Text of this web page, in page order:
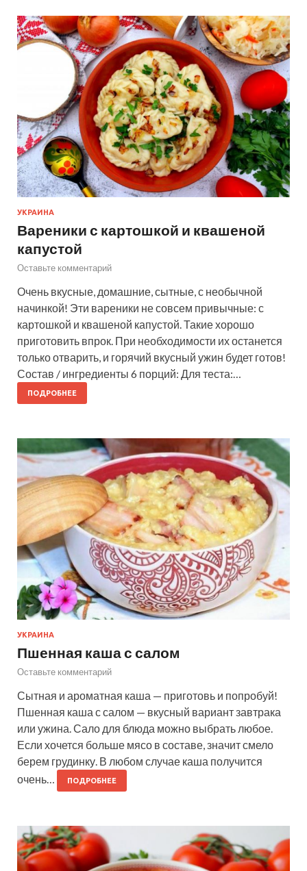
УКРАИНА
Вареники с картошкой и квашеной
капустой
Оставьте комментарий
Очень вкусные, домашние, сытные, с необычной
начинкой! Эти вареники не совсем привычные: с
картошкой и квашеной капустой. Такие хорошо
приготовить впрок. При необходимости их останется
только отварить, и горячий вкусный ужин будет готов!
Состав / ингредиенты 6 порций: Для теста:…
ПОДРОБНЕЕ
УКРАИНА
Пшенная каша с салом
Оставьте комментарий
Сытная и ароматная каша — приготовь и попробуй!
Пшенная каша с салом — вкусный вариант завтрака
или ужина. Сало для блюда можно выбрать любое.
Если хочется больше мясо в составе, значит смело
берем грудинку. В любом случае каша получится
очень…
ПОДРОБНЕЕ